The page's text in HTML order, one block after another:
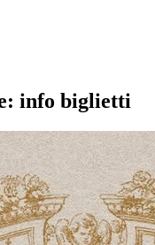
info biglietti